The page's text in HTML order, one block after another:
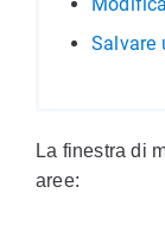
Salvare
La finestra di
aree: